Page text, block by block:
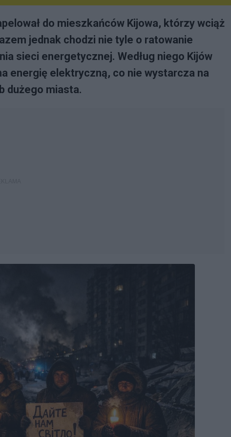
do mieszkańców Kijowa, którzy wciąż
jednak chodzi nie tyle o ratowanie
sieci energetycznej. Według niego Kijów
energię elektryczną, co nie wystarcza na
dużego miasta.